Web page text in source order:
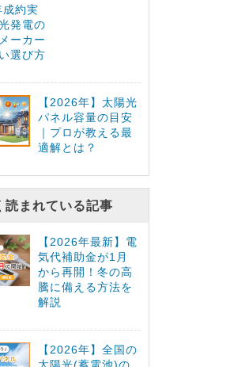
成約実
発電の
ーカー
選び方
【2026年】太陽光
パネル容量の目安
｜プロが教える最
適解とは？
読まれている記事
【2026年最新】電
気代補助金が1月
から再開！冬の高
騰に備える方法を
解説
【2026年】全国の